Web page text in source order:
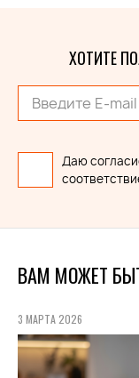
ХОТИТЕ
Даю
ВАМ МОЖЕТ
3 МАРТА 2026